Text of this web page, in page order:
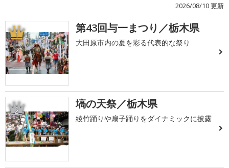
2026/08/10 更新
1 第43回与一まつり／栃木県
大田原市内の夏を彩る代表的な祭り
2 塙の天祭／栃木県
綾竹踊りや扇子踊りをダイナミックに披露